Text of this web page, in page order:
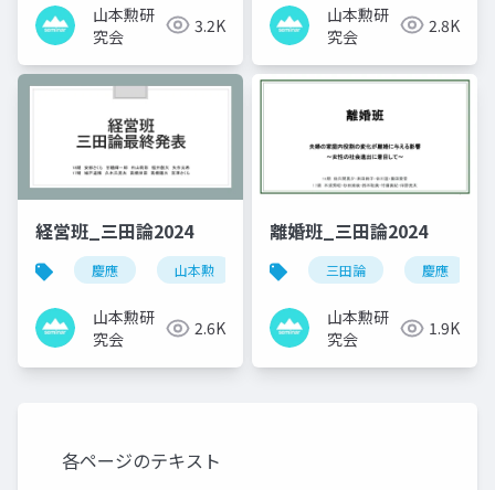
山本勲研
究会
3.2K
山本勲研
究会
2.8K
経営班_三田論2024
慶應 山本勲 山本勲研究会 計量経済
山本勲研
究会
2.6K
離婚班_三田論2024
三田論 慶應
山本勲研
究会
1.9K
各ページのテキスト